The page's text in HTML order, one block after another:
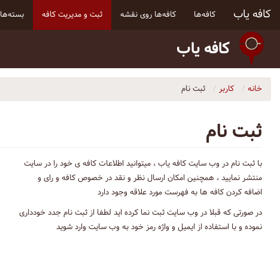
کافه یاب کافه‌ها کافه‌ها روی نقشه ثبت و مدیریت کافه بسته‌ها
کافه یاب
خانه کاربر ثبت نام
ثبت نام
با ثبت نام در وب سایت کافه یاب ، میتوانید اطلاعات کافه ی خود را در سایت
منتشر نمایید ، همچنین امکان ارسال نظر و نقد در خصوص کافه و رای و
اضافه کردن کافه ها به فهرست مورد علاقه وجود دارد
در صورتی که قبلا در وب سایت ثبت نما کرده اید لطفا از ثبت نام جدد خودداری
نموده و با استفاده از ایمیل و واژه رمز خود به وب سایت وارد شوید